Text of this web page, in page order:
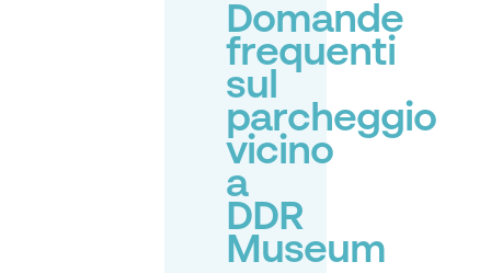
Domande
frequenti
sul
parcheggio
vicino
a
DDR
Museum